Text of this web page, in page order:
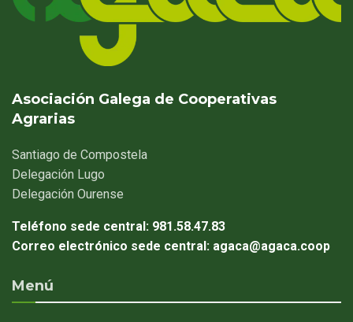
Asociación Galega de Cooperativas
Agrarias
Santiago de Compostela
Delegación Lugo
Delegación Ourense
Teléfono sede central: 981.58.47.83
Correo electrónico sede central: agaca@agaca.coop
Menú